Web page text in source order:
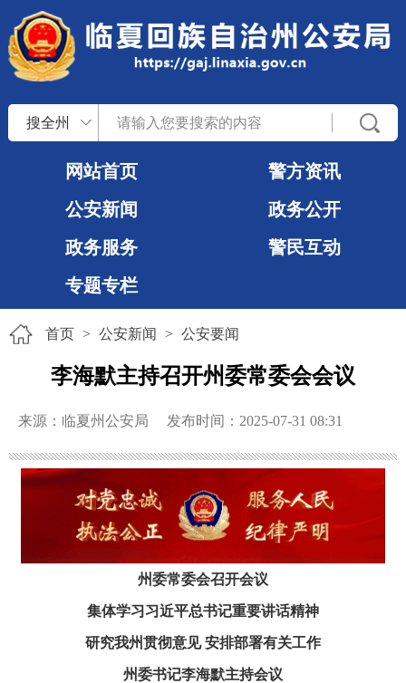
搜全州
网站首页
警方资讯
公安新闻
政务公开
政务服务
警民互动
专题专栏
首页 > 公安新闻 > 公安要闻
李海默主持召开州委常委会会议
来源：临夏州公安局 发布时间：2025-07-31 08:31
州委常委会召开会议
集体学习习近平总书记重要讲话精神
研究我州贯彻意见 安排部署有关工作
州委书记李海默主持会议